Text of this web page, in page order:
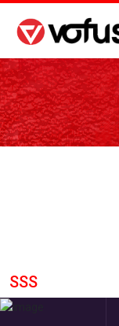
SSS